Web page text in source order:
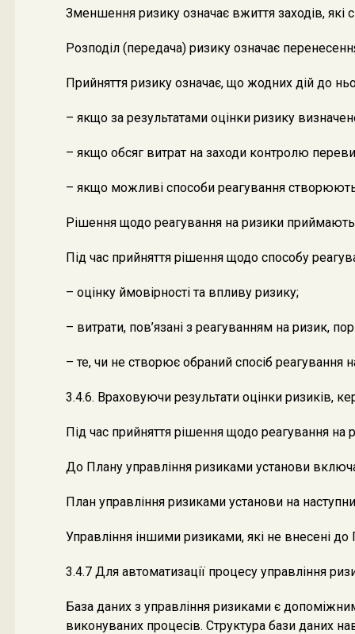
Зменшення ризику означає вжиття заходів,
Розподіл (передача) ризику означає
Прийняття ризику означає, що жодних дій до
– якщо за результатами оцінки ризику
– якщо обсяг витрат на заходи контролю
– якщо можливі способи реагування
Рішення щодо реагування на ризики
Під час прийняття рішення щодо способу
– оцінку ймовірності та впливу ризику;
– витрати, пов’язані з реагуванням на ризик,
– те, чи не створює обраний спосіб реагування
3.4.6. Враховуючи результати оцінки ризиків,
Під час прийняття рішення щодо реагування
До Плану управління ризиками установи
План управління ризиками установи на
Управління іншими ризиками, які не внесені до
3.4.7 Для автоматизації процесу управління
База даних з управління ризиками є
виконуваних процесів. Структура бази даних